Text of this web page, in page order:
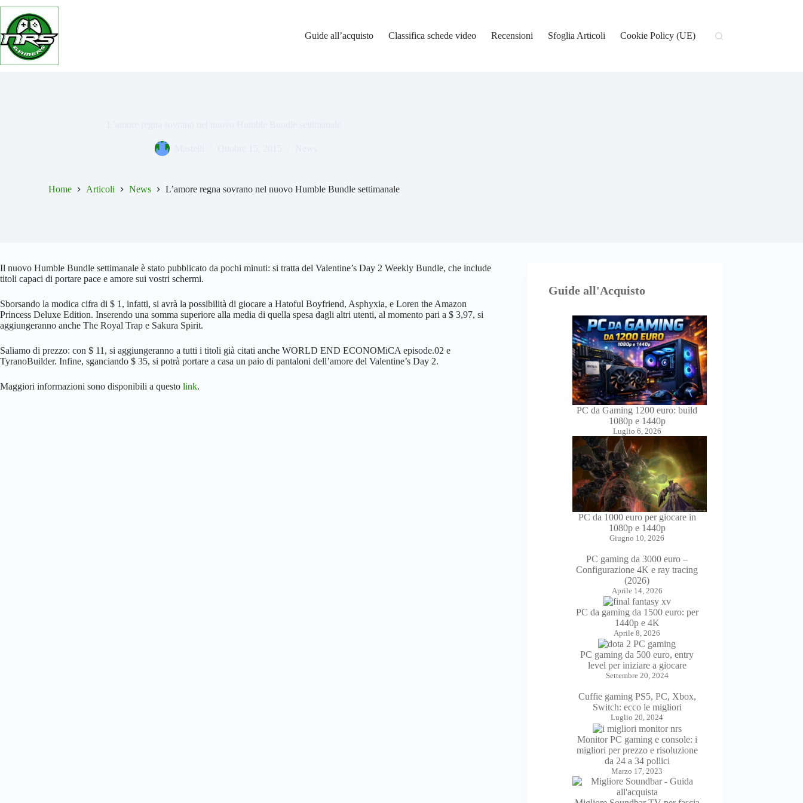
Salta
contenuto
Guide all’acquisto
Classifica schede video Recensioni Sfoglia Articoli Cookie Policy (UE)
Home Articoli News L’amore regna sovrano nel nuovo Humble Bundle settimanale
Il nuovo Humble Bundle settimanale è stato pubblicato da pochi minuti: si tratta del Valentine’s Day 2 Weekly Bundle, che include
titoli capaci di portare pace e amore sui vostri schermi.
Sborsando la modica cifra di $ 1, infatti, si avrà la possibilità di giocare a Hatoful Boyfriend, Asphyxia, e Loren the Amazon
Princess Deluxe Edition. Inserendo una somma superiore alla media di quella spesa dagli altri utenti, al momento pari a $ 3,97, si
aggiungeranno anche The Royal Trap e Sakura Spirit.
Saliamo di prezzo: con $ 11, si aggiungeranno a tutti i titoli già citati anche WORLD END ECONOMiCA episode.02 e
TyranoBuilder. Infine, sganciando $ 35, si potrà portare a casa un paio di pantaloni dell’amore del Valentine’s Day 2.
Maggiori informazioni sono disponibili a questo link.
Guide all'Acquisto
PC da Gaming 1200 euro: build
1080p e 1440p
Luglio 6, 2026
PC da 1000 euro per giocare in
1080p e 1440p
Giugno 10, 2026
PC gaming da 3000 euro –
Configurazione 4K e ray tracing
(2026)
Aprile 14, 2026
PC da gaming da 1500 euro: per
1440p e 4K
Aprile 8, 2026
PC gaming da 500 euro, entry
level per iniziare a giocare
Settembre 20, 2024
Cuffie gaming PS5, PC, Xbox,
Switch: ecco le migliori
Luglio 20, 2024
Monitor PC gaming e console: i
migliori per prezzo e risoluzione
da 24 a 34 pollici
Marzo 17, 2023